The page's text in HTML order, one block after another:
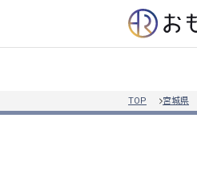
TOP 宮城県